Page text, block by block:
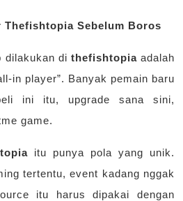
Thefishtopia Sebelum Boros
dilakukan di thefishtopiaadalah
in player”. Banyak pemain baru
ini itu, upgrade sana sini,
game.
itu punya pola yang unik.
tertentu, event kadang nggak
itu harus dipakai dengan